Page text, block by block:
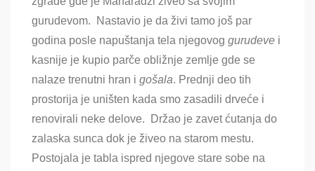
gurudevom. Nastavio je da živi tamo još par
godina posle napuštanja tela njegovog gurudeve i
kasnije je kupio parče obližnje zemlje gde se
nalaze trenutni hran i gošala. Prednji deo tih
prostorija je uništen kada smo zasadili drveće i
renovirali neke delove. Držao je zavet ćutanja do
zalaska sunca dok je živeo na starom mestu.
Postojala je tabla ispred njegove stare sobe na